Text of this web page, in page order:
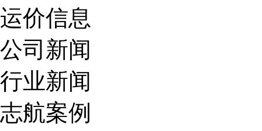
运价信息
公司新闻
行业新闻
志航案例